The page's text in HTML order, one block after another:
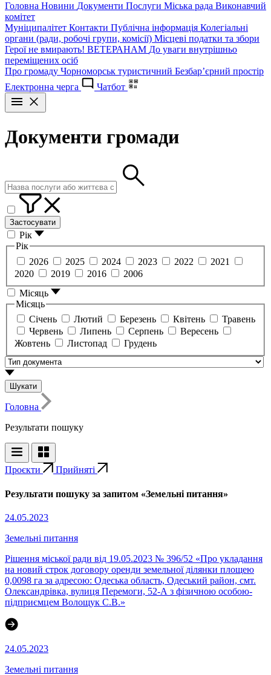
Головна Новини Документи Послуги Міська рада Виконавчий
комітет
Муніципалітет Контакти Публічна інформація Колегіальні
органи (ради, робочі групи, комісії) Місцеві податки та збори
Герої не вмирають! ВЕТЕРАНАМ До уваги внутрішньо
переміщених осіб
Про громаду Чорноморськ туристичний Безбар’єрний простір
Електронна черга
Чатбот
Документи громади
Застосувати
Рік
Рік
2026
2025 2024 2023 2022
2021
2020
2019 2016
2006
Місяць
Місяць
Січень
Лютий Березень Квітень
Травень
Червень
Липень Серпень
Вересень
Жовтень
Листопад Грудень
Шукати
Головна
Результати пошуку
Проєкти Прийняті
Результати пошуку за запитом «Земельні питання»
24.05.2023
Земельні питання
Рішення міської ради від 19.05.2023 № 396/52 «Про укладання
на новий строк договору оренди земельної ділянки площею
0,0098 га за адресою: Одеська область, Одеський район, смт.
Олександрівка, вулиця Перемоги, 52-А з фізичною особою-
підприємцем Волощук С.В.»
24.05.2023
Земельні питання